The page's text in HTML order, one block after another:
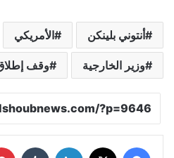
أنتوني بلينكن الأمريكي
وزير الخارجية وقف إطلاق